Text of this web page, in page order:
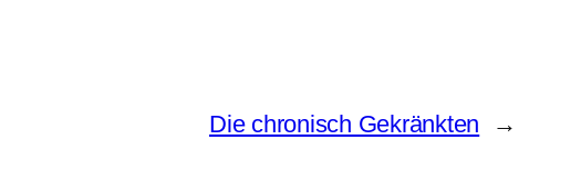
Die chronisch Gekränkten →